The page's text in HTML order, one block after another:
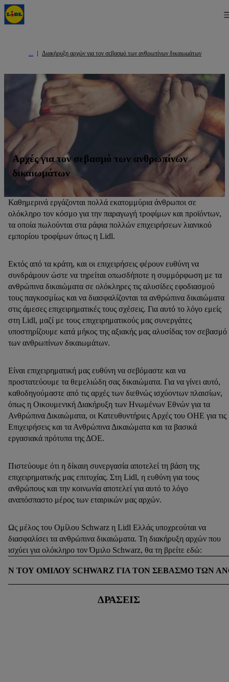
Διακήρυξη αρχών για τον σεβασμό των ανθρωπίνων δικαιωμάτων
Αρχές για τον σεβασμό των ανθρωπίνων
δικαιωμάτων
Καθημερινά εργάζονται πολλά εκατομμύρια άνθρωποι σε
ολόκληρο τον κόσμο για την παραγωγή τροφίμων και προϊόντων,
τα οποία πωλούνται στα ράφια πολλών επιχειρήσεων λιανικού
εμπορίου τροφίμων όπως η Lidl.
Εκτός από τα κράτη, και οι επιχειρήσεις φέρουν ευθύνη να
συνδράμουν ώστε να τηρείται οπωσδήποτε η συμμόρφωση με τα
ανθρώπινα δικαιώματα σε ολόκληρες τις αλυσίδες εφοδιασμού
τους παγκοσμίως και να διασφαλίζονται τα ανθρώπινα δικαιώματα
στις άμεσες επιχειρηματικές τους σχέσεις. Για αυτό το λόγο εμείς
στη Lidl, μαζί με τους επιχειρηματικούς μας συνεργάτες
υποστηρίζουμε κατά μήκος της αξιακής μας αλυσίδας τον σεβασμό
των ανθρωπίνων δικαιωμάτων.
Είναι επιχειρηματική μας ευθύνη να σεβόμαστε και να
προστατεύουμε τα θεμελιώδη σας δικαιώματα. Για να γίνει αυτό,
καθοδηγούμαστε από τις αρχές των διεθνώς ισχύοντων πλαισίων,
όπως η Οικουμενική Διακήρυξη των Ηνωμένων Εθνών για τα
Ανθρώπινα Δικαιώματα, οι Κατευθυντήριες Αρχές του ΟΗΕ για τις
Επιχειρήσεις και τα Ανθρώπινα Δικαιώματα και τα βασικά
εργασιακά πρότυπα της ΔΟΕ.
Πιστεύουμε ότι η δίκαιη συνεργασία αποτελεί τη βάση της
επιχειρηματικής μας επιτυχίας. Στη Lidl, η ευθύνη για τους
ανθρώπους και την κοινωνία αποτελεί για αυτό το λόγο
αναπόσπαστο μέρος των εταιρικών μας αρχών.
Ως μέλος του Ομίλου Schwarz η Lidl Ελλάς υποχρεούται να
διασφαλίσει τα ανθρώπινα δικαιώματα. Τη διακήρυξη αρχών που
ισχύει για ολόκληρο τον Όμιλο Schwarz, θα τη βρείτε εδώ:
ΤΟΥ ΟΜΊΛΟΥ SCHWARZ ΓΙΑ ΤΟΝ ΣΕΒΑΣΜΌ ΤΩΝ
ΔΡΆΣΕΙΣ